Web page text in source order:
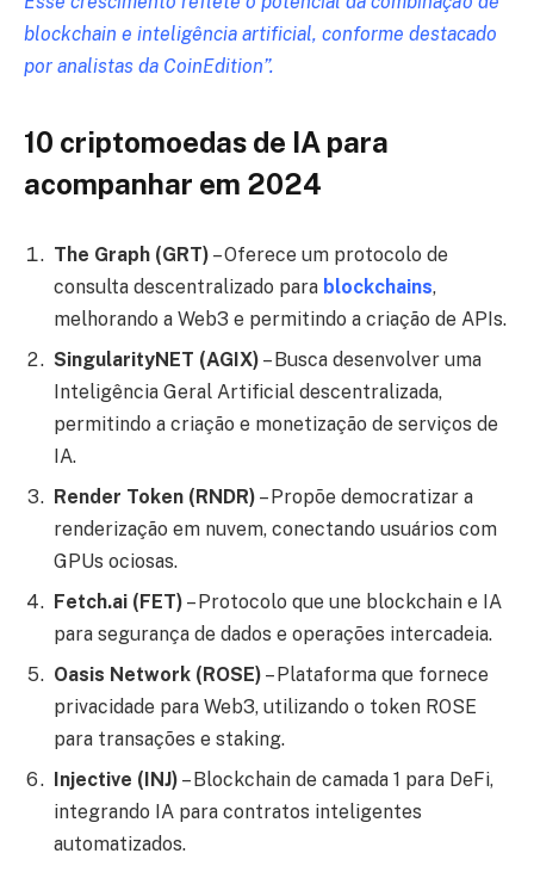
blockchain e inteligência artificial, conforme destacado
por analistas da CoinEdition”.
10 criptomoedas de IA para
acompanhar em 2024
The Graph (GRT) – Oferece um protocolo de
consulta descentralizado para blockchains,
melhorando a Web3 e permitindo a criação de APIs.
SingularityNET (AGIX) – Busca desenvolver uma
Inteligência Geral Artificial descentralizada,
permitindo a criação e monetização de serviços de
IA.
Render Token (RNDR) – Propõe democratizar a
renderização em nuvem, conectando usuários com
GPUs ociosas.
Fetch.ai (FET) – Protocolo que une blockchain e IA
para segurança de dados e operações intercadeia.
Oasis Network (ROSE) – Plataforma que fornece
privacidade para Web3, utilizando o token ROSE
para transações e staking.
Injective (INJ) – Blockchain de camada 1 para DeFi,
integrando IA para contratos inteligentes
automatizados.